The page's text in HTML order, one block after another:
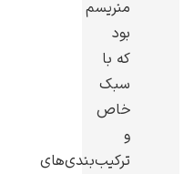
منریسم
بود
که با
سبک
خاص
و
ترکیب‌بندی‌های